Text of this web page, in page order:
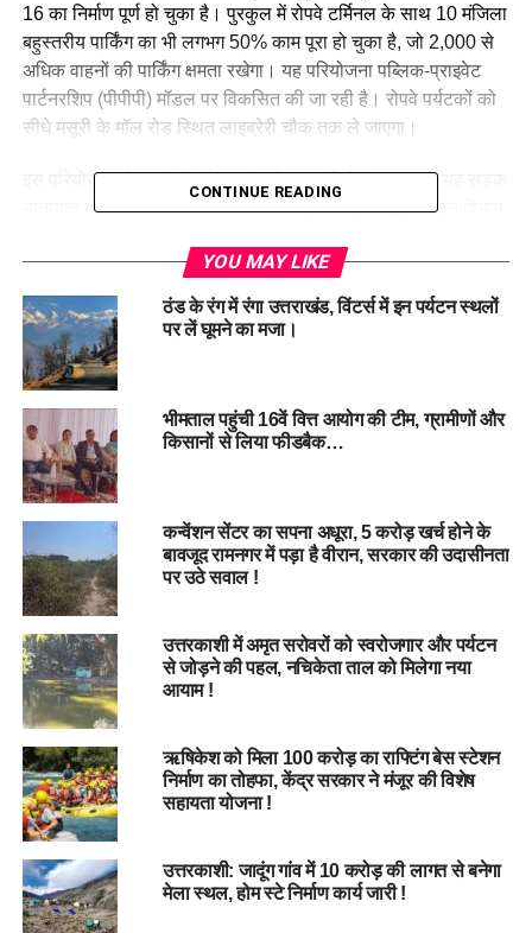
16 का निर्माण पूर्ण हो चुका है। पुरकुल में रोपवे टर्मिनल के साथ 10 मंजिला
बहुस्तरीय पार्किंग का भी लगभग 50% काम पूरा हो चुका है, जो 2,000 से
अधिक वाहनों की पार्किंग क्षमता रखेगा। यह परियोजना पब्लिक-प्राइवेट
पार्टनरशिप (पीपीपी) मॉडल पर विकसित की जा रही है। रोपवे पर्यटकों को
सीधे मसूरी के मॉल रोड स्थित लाइब्रेरी चौक तक ले जाएगा।
इस परियोजना से मसूरी में पर्यटन को नई उड़ान मिलेगी। साथ ही यह सड़क
यातायात में भी कमी लाने में मददगार साबित होगा। उत्तराखंड पर्यटन विभाग
से राहत प्रदान करना है।
परियोजना के महत्वपूर्ण बिंदु……
दुनिया के पांच सबसे लंबे मोनो-केबल रोपवे सिस्टम में से एक होगा।
कुल लागत: 285 करोड़ रुपये।
कुल 26 टावर, जिनमें से 16 का निर्माण पूरा।
10 मंजिला बहुस्तरीय पार्किंग, 2,000+ वाहनों की क्षमता।
रोपवे मोनो-केबल डिटैचेबल गोंडोला सिस्टम पर आधारित।
लगभग 1,000 मीटर की ऊंचाई तक जाएगा।
दक्षिण एशिया में अपनी तरह का सबसे लंबा पैसेंजर रोपवे होगा।
प्रति घंटे 1,300 यात्रियों को ले जाने की क्षमता।
ऑटोमेटिक दरवाजे और मौसम से सुरक्षा देने वाला आधुनिक डिजाइन।
धीरज सिंह गर्ब्याल पर्यटन सचिव:देहरादून-मसूरी रोपवे पर्यटकों को तेज,
सुरक्षित और पर्यावरण के अनुकूल यात्रा प्रदान करेगा। यह परियोजना
CONTINUE READING
YOU MAY LIKE
ठंड के रंग में रंगा उत्तराखंड, विंटर्स में इन पर्यटन स्थलों
पर लें घूमने का मजा।
भीमताल पहुंची 16वें वित्त आयोग की टीम, ग्रामीणों और
किसानों से लिया फीडबैक…
कन्वेंशन सेंटर का सपना अधूरा, 5 करोड़ खर्च होने के
बावजूद रामनगर में पड़ा है वीरान, सरकार की उदासीनता
पर उठे सवाल !
उत्तरकाशी में अमृत सरोवरों को स्वरोजगार और पर्यटन
से जोड़ने की पहल, नचिकेता ताल को मिलेगा नया
आयाम !
ऋषिकेश को मिला 100 करोड़ का राफ्टिंग बेस स्टेशन
निर्माण का तोहफा, केंद्र सरकार ने मंजूर की विशेष
सहायता योजना !
उत्तरकाशी: जादूंग गांव में 10 करोड़ की लागत से बनेगा
मेला स्थल, होम स्टे निर्माण कार्य जारी !